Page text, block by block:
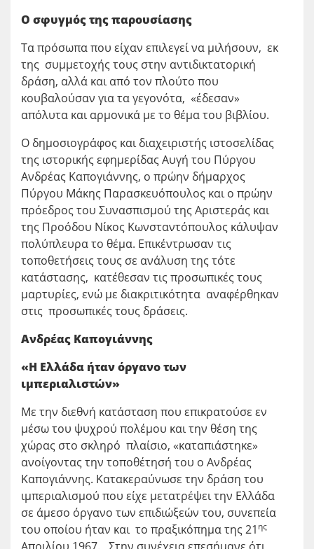
Ο σφυγμός της παρουσίασης
Τα πρόσωπα που είχαν επιλεγεί να μιλήσουν, εκ
της συμμετοχής τους στην αντιδικτατορική
δράση, αλλά και από τον πλούτο που
κουβαλούσαν για τα γεγονότα, «έδεσαν»
απόλυτα και αρμονικά με το θέμα του βιβλίου.
Ο δημοσιογράφος και διαχειριστής ιστοσελίδας
της ιστορικής εφημερίδας Αυγή του Πύργου
Ανδρέας Καπογιάννης, ο πρώην δήμαρχος
Πύργου Μάκης Παρασκευόπουλος και ο πρώην
πρόεδρος του Συνασπισμού της Αριστεράς και
της Προόδου Νίκος Κωνσταντόπουλος κάλυψαν
πολύπλευρα το θέμα. Επικέντρωσαν τις
τοποθετήσεις τους σε ανάλυση της τότε
κατάστασης, κατέθεσαν τις προσωπικές τους
μαρτυρίες, ενώ με διακριτικότητα αναφέρθηκαν
στις προσωπικές τους δράσεις.
Ανδρέας Καπογιάννης
«Η Ελλάδα ήταν όργανο των
ιμπεριαλιστών»
Με την διεθνή κατάσταση που επικρατούσε εν
μέσω του ψυχρού πολέμου και την θέση της
χώρας στο σκληρό πλαίσιο, «καταπιάστηκε»
ανοίγοντας την τοποθέτησή του ο Ανδρέας
Καπογιάννης. Κατακεραύνωσε την δράση του
ιμπεριαλισμού που είχε μετατρέψει την Ελλάδα
σε άμεσο όργανο των επιδιώξεών του, συνεπεία
του οποίου ήταν και το πραξικόπημα της 21 ης